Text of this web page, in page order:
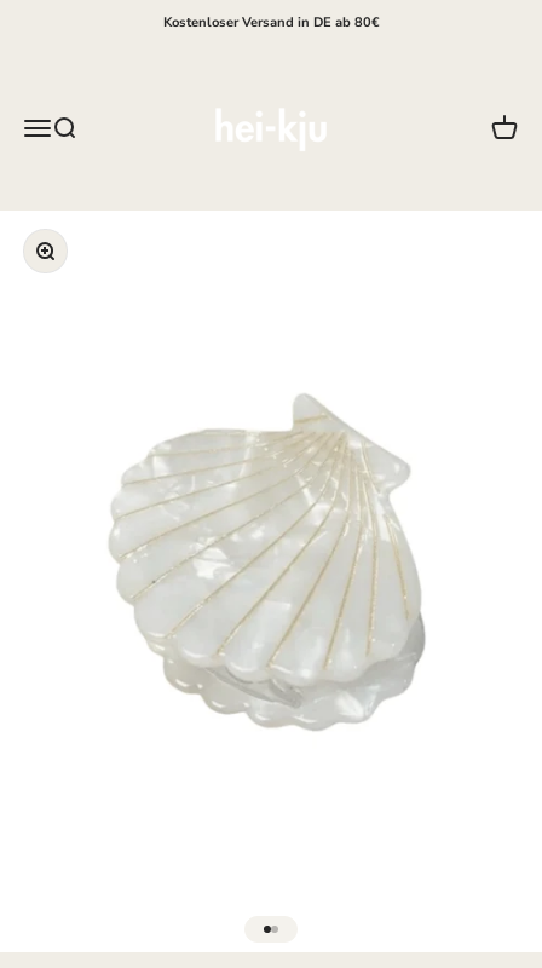
Kostenloser Versand in DE ab 80€
MenüSuche
Bild vergrößern